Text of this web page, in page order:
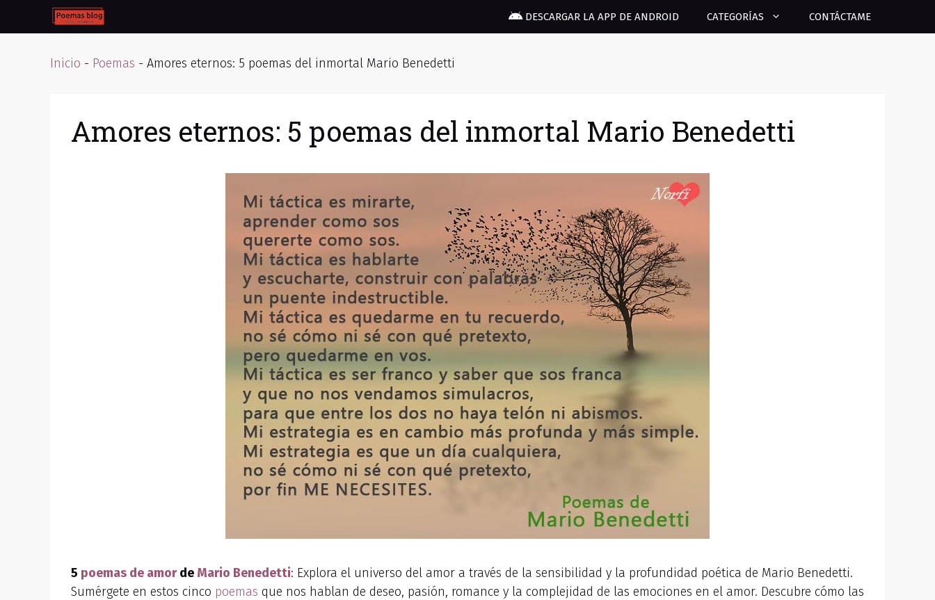
DESCARGAR LA APP DE ANDROID CATEGORÍAS CONTÁCTAME
Inicio - Poemas - Amores eternos: 5 poemas del inmortal Mario Benedetti
Amores eternos: 5 poemas del inmortal Mario Benedetti
5 poemas de amorde Mario Benedetti: Explora el universo del amor a través de la sensibilidad y la profundidad poética de Mario Benedetti.
Sumérgete en estos cinco poemas que nos hablan de deseo, pasión, romance y la complejidad de las emociones en el amor. Descubre cómo las